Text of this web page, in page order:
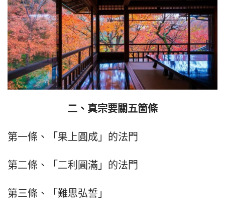
二、真宗要關五箇條
第一條、「果上圓成」的法門
第二條、「二利圓滿」的法門
第三條、「難思弘誓」